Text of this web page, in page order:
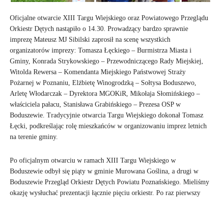
Oficjalne otwarcie XIII Targu Wiejskiego oraz Powiatowego Przeglądu
Orkiestr Dętych nastąpiło o 14.30. Prowadzący bardzo sprawnie
imprezę Mateusz MJ Sibilski zaprosił na scenę wszystkich
organizatorów imprezy: Tomasza Łęckiego – Burmistrza Miasta i
Gminy, Konrada Strykowskiego – Przewodniczącego Rady Miejskiej,
Witolda Rewersa – Komendanta Miejskiego Państwowej Straży
Pożarnej w Poznaniu, Elżbietę Winogrodzką – Sołtysa Boduszewo,
Arletę Włodarczak – Dyrektora MGOKiR, Mikołaja Słomińskiego –
właściciela pałacu, Stanisława Grabińskiego – Prezesa OSP w
Boduszewie. Tradycyjnie otwarcia Targu Wiejskiego dokonał Tomasz
Łęcki, podkreślając rolę mieszkańców w organizowaniu imprez letnich
na terenie gminy.
Po oficjalnym otwarciu w ramach XIII Targu Wiejskiego w
Boduszewie odbył się piąty w gminie Murowana Goślina, a drugi w
Boduszewie Przegląd Orkiestr Dętych Powiatu Poznańskiego. Mieliśmy
okazję wysłuchać prezentacji łącznie pięciu orkiestr. Po raz pierwszy